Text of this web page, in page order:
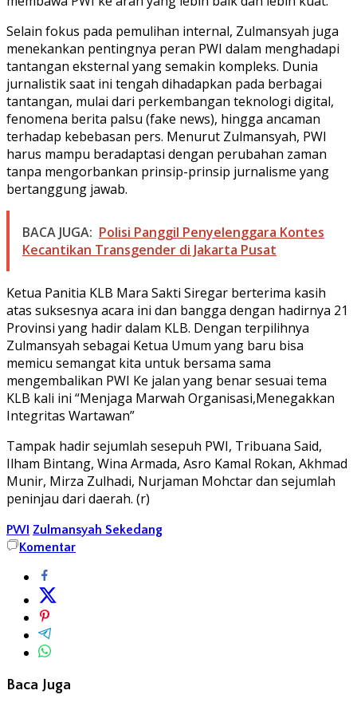
Selain fokus pada pemulihan internal, Zulmansyah juga
menekankan pentingnya peran PWI dalam menghadapi
tantangan eksternal yang semakin kompleks. Dunia
jurnalistik saat ini tengah dihadapkan pada berbagai
tantangan, mulai dari perkembangan teknologi digital,
fenomena berita palsu (fake news), hingga ancaman
terhadap kebebasan pers. Menurut Zulmansyah, PWI
harus mampu beradaptasi dengan perubahan zaman
tanpa mengorbankan prinsip-prinsip jurnalisme yang
bertanggung jawab.
BACA JUGA: Polisi Panggil Penyelenggara Kontes
Kecantikan Transgender di Jakarta Pusat
Ketua Panitia KLB Mara Sakti Siregar berterima kasih
atas suksesnya acara ini dan bangga dengan hadirnya 21
Provinsi yang hadir dalam KLB. Dengan terpilihnya
Zulmansyah sebagai Ketua Umum yang baru bisa
memicu semangat kita untuk bersama sama
mengembalikan PWI Ke jalan yang benar sesuai tema
KLB kali ini “Menjaga Marwah Organisasi,Menegakkan
Integritas Wartawan”
Tampak hadir sejumlah sesepuh PWI, Tribuana Said,
Ilham Bintang, Wina Armada, Asro Kamal Rokan, Akhmad
Munir, Mirza Zulhadi, Nurjaman Mohctar dan sejumlah
peninjau dari daerah. (r)
PWI Zulmansyah Sekedang
Komentar
Baca Juga